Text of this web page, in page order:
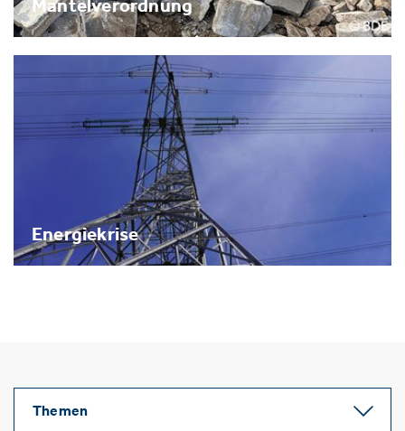
Mantelverordnung
Energiekrise
Themen